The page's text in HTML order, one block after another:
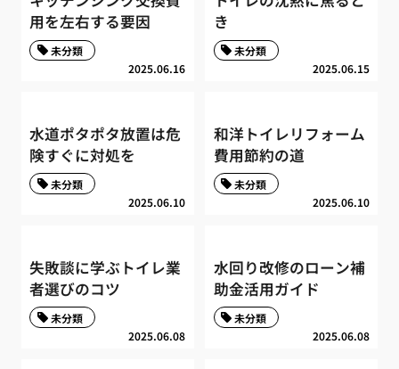
用を左右する要因
2025.06.16
未分類
き
2025.06.15
未分類
水道ポタポタ放置は危
険すぐに対処を
2025.06.10
未分類
和洋トイレリフォーム
費用節約の道
2025.06.10
未分類
失敗談に学ぶトイレ業
者選びのコツ
2025.06.08
未分類
水回り改修のローン補
助金活用ガイド
2025.06.08
未分類